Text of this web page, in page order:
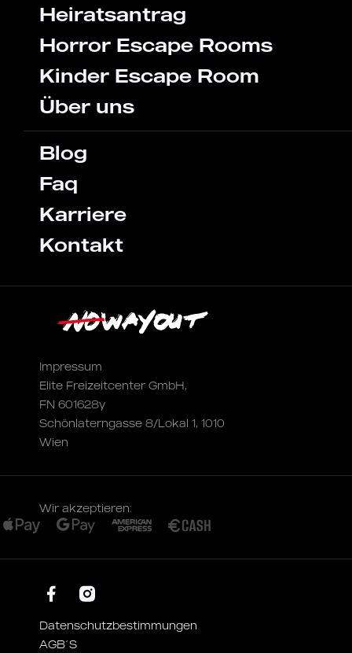
Impressum
Elite Freizeitcenter GmbH,
FN 601628y
Schönlaterngasse 8/Lokal 1, 1010
Wien
Heiratsantrag
Horror Escape Rooms
Kinder Escape Room
Über uns
Blog
Faq
Karriere
Kontakt
Wir akzeptieren:
Datenschutzbestimmungen
AGB´S